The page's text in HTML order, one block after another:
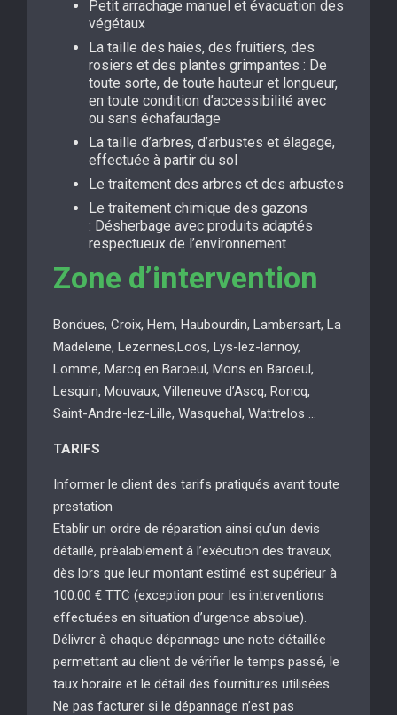
Petit arrachage manuel et évacuation des
végétaux
La taille des haies, des fruitiers, des
rosiers et des plantes grimpantes : De
toute sorte, de toute hauteur et longueur,
en toute condition d’accessibilité avec
ou sans échafaudage
La taille d’arbres, d’arbustes et élagage,
effectuée à partir du sol
Le traitement des arbres et des arbustes
Le traitement chimique des gazons
: Désherbage avec produits adaptés
respectueux de l’environnement
Zone d’intervention
Bondues, Croix, Hem, Haubourdin, Lambersart, La
Madeleine, Lezennes,Loos, Lys-lez-lannoy,
Lomme, Marcq en Baroeul, Mons en Baroeul,
Lesquin, Mouvaux, Villeneuve d’Ascq, Roncq,
Saint-Andre-lez-Lille, Wasquehal, Wattrelos …
TARIFS
Informer le client des tarifs pratiqués avant toute
prestation
Etablir un ordre de réparation ainsi qu’un devis
détaillé, préalablement à l’exécution des travaux,
dès lors que leur montant estimé est supérieur à
100.00 € TTC (exception pour les interventions
effectuées en situation d’urgence absolue).
Délivrer à chaque dépannage une note détaillée
permettant au client de vérifier le temps passé, le
taux horaire et le détail des fournitures utilisées.
Ne pas facturer si le dépannage n’est pas